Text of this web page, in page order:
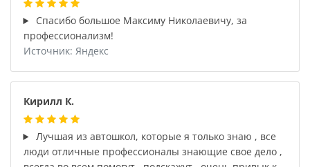
Спасибо большое Максиму Николаевичу, за
профессионализм!
Источник: Яндекс
Кирилл К.
Лучшая из автошкол, которые я только знаю , все
люди отличные профессионалы знающие свое дело ,